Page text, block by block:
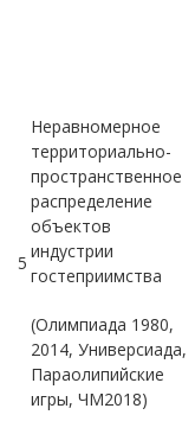
5
Неравномерное
территориально-
пространственное
распределение
объектов
индустрии
гостеприимства
(Олимпиада 1980,
2014, Универсиада,
Параолипийские
игры, ЧМ2018)